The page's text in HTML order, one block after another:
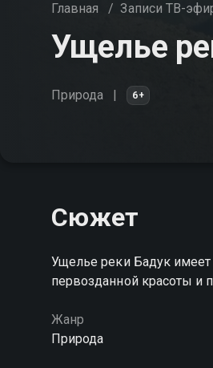
Главная / Записи ТВ-
Ущелье
Природа 6+
Сюжет
Ущелье реки Бадук
первозданной красоты и
Жанр
Природа